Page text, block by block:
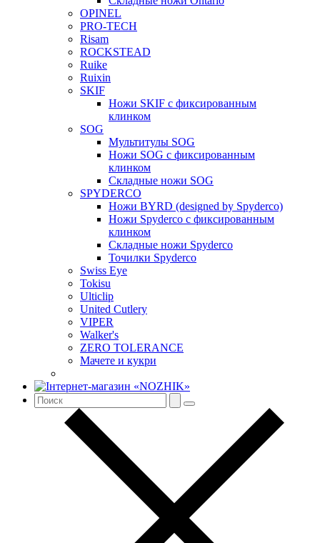
OPINEL
PRO-TECH
Risam
ROCKSTEAD
Ruike
Ruixin
SKIF
Ножи SKIF с фиксированным
клинком
SOG
Мультитулы SOG
Ножи SOG с фиксированным
клинком
Складные ножи SOG
SPYDERCO
Ножи BYRD (designed by Spyderco)
Ножи Spyderco c фиксированным
клинком
Складные ножи Spyderco
Точилки Spyderco
Swiss Eye
Tokisu
Ulticlip
United Cutlery
VIPER
Walker's
ZERO TOLERANCE
Мачете и кукри